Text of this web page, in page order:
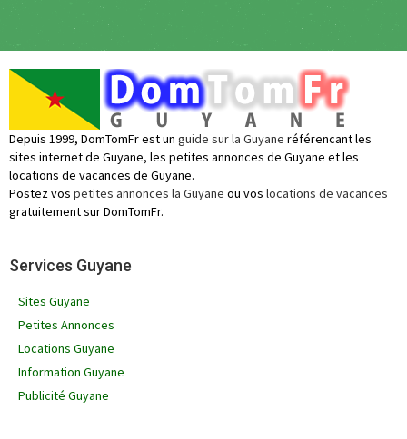
Depuis 1999, DomTomFr est un guide sur la Guyane référencant les
sites internet de Guyane, les petites annonces de Guyane et les
locations de vacances de Guyane.
Postez vos petites annonces la Guyane ou vos locations de vacances
gratuitement sur DomTomFr.
Services Guyane
Sites Guyane
Petites Annonces
Locations Guyane
Information Guyane
Publicité Guyane